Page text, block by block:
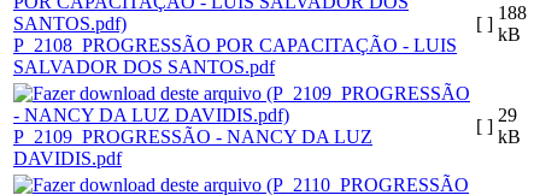
P_2108_PROGRESSÃO POR CAPACITAÇÃO - LUIS
SALVADOR DOS SANTOS.pdf
[ ]
188
kB
P_2109_PROGRESSÃO - NANCY DA LUZ
DAVIDIS.pdf
[ ]
29
kB